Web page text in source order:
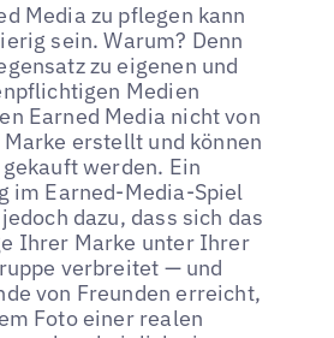
Media zu pflegen kann
sein. Warum? Denn
zu eigenen und
Medien
Earned Media nicht von
erstellt und können
werden. Ein
im Earned-Media-Spiel
dazu, dass sich das
Ihrer Marke unter Ihrer
verbreitet — und
von Freunden erreicht,
Foto einer realen